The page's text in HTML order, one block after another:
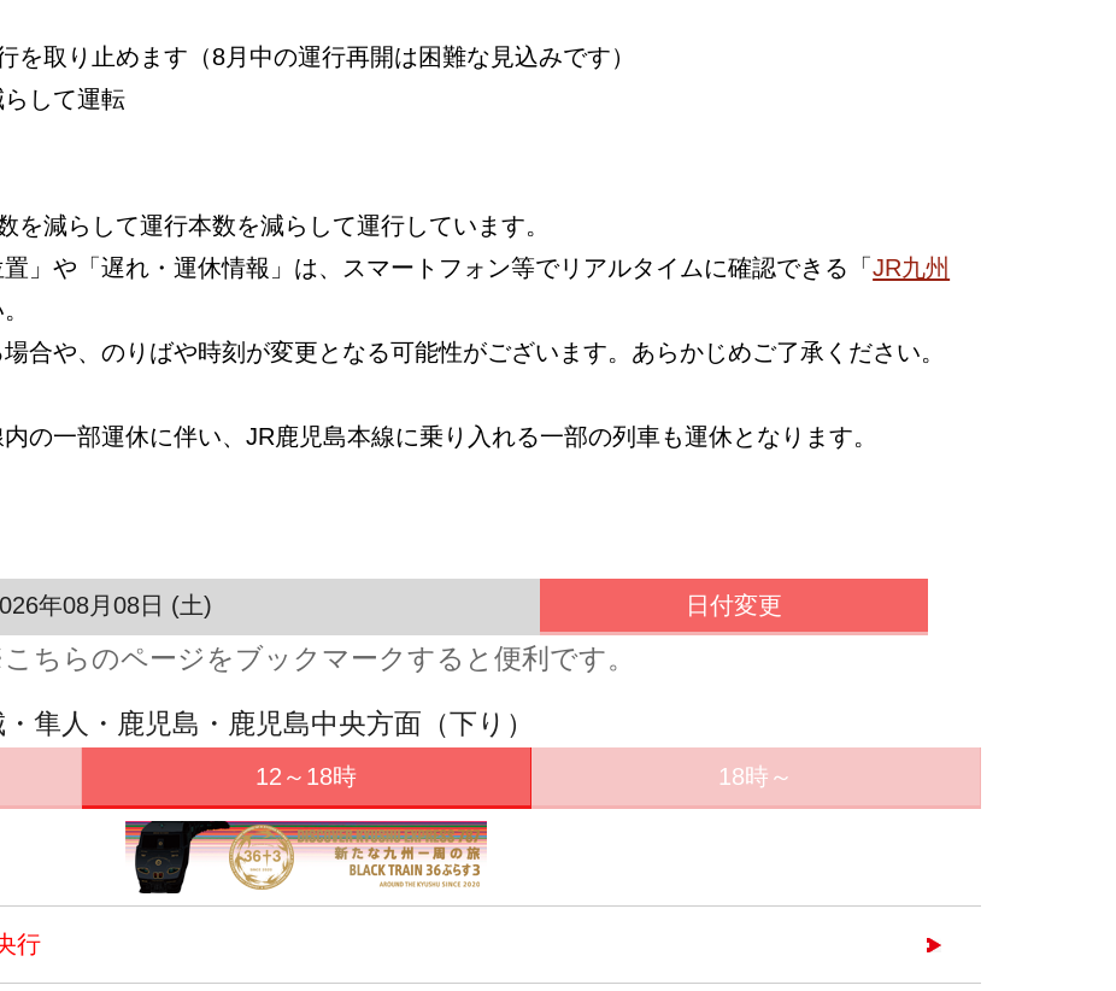
を取り止めます（8月中の運行再開は困難な見込みです）
らして運転
を減らして運行本数を減らして運行しています。
」や「遅れ・運休情報」は、スマートフォン等でリアルタイムに確認できる「JR九州
合や、のりばや時刻が変更となる可能性がございます。あらかじめご了承ください。
の一部運休に伴い、JR鹿児島本線に乗り入れる一部の列車も運休となります。
年08月08日 (土) 日付変更
ちらのページをブックマークすると便利です。
隼人・鹿児島・鹿児島中央方面（下り）
12～18時 18時～
行